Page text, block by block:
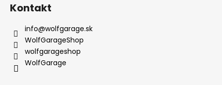
Kontakt
info@wolfgarage.sk
WolfGarageShop
wolfgarageshop
WolfGarage